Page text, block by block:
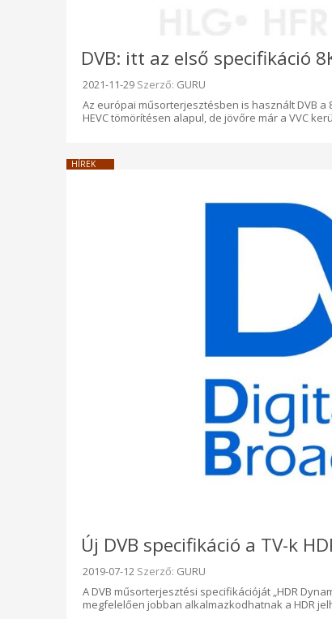
DVB: itt az első specifikáció
Beküldve:
2021-11-29 Szerző: GURU
Az európai műsorterjesztésben is használt DVB
HEVC tömörítésen alapul, de jövőre már a VVC
HÍREK
Új DVB specifikáció a TV-k
Beküldve:
2019-07-12 Szerző: GURU
A DVB műsorterjesztési specifikációját „HDR
megfelelően jobban alkalmazkodhatnak a HDR